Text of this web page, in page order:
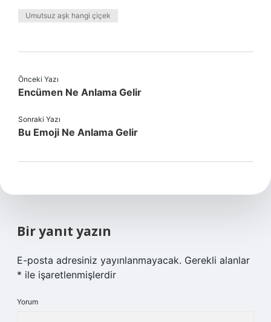
Umutsuz aşk hangi çiçek
Önceki Yazı
Encümen Ne Anlama Gelir
Sonraki Yazı
Bu Emoji Ne Anlama Gelir
Bir yanıt yazın
E-posta adresiniz yayınlanmayacak. Gerekli alanlar
* ile işaretlenmişlerdir
Yorum